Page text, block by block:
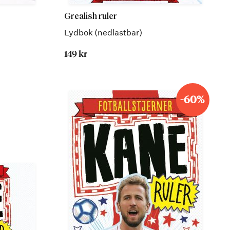
Grealish ruler
Lydbok (nedlastbar)
149 kr
-60%